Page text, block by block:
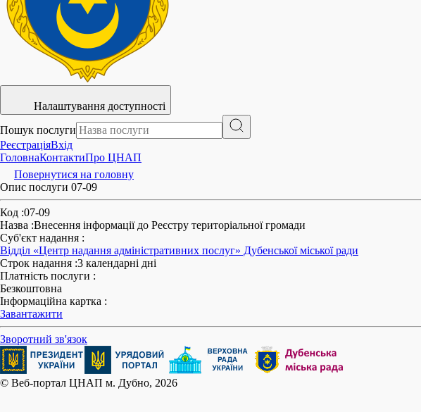
Налаштування доступності
Пошук послуги
РеєстраціяВхід
ГоловнаКонтактиПро ЦНАП
Повернутися на головну
Опис послуги 07-09
Код :07-09
Назва :Внесення інформації до Реєстру територіальної громади
Суб'єкт надання :
Відділ «Центр надання адміністративних послуг» Дубенської міської ради
Строк надання :3 календарні дні
Платність послуги :
Безкоштовна
Інформаційна картка :
Завантажити
Зворотний зв'язок
© Веб-портал ЦНАП м. Дубно, 2026